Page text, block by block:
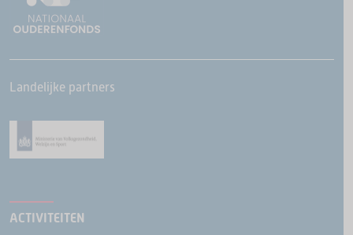
Landelijke partners
ACTIVITEITEN